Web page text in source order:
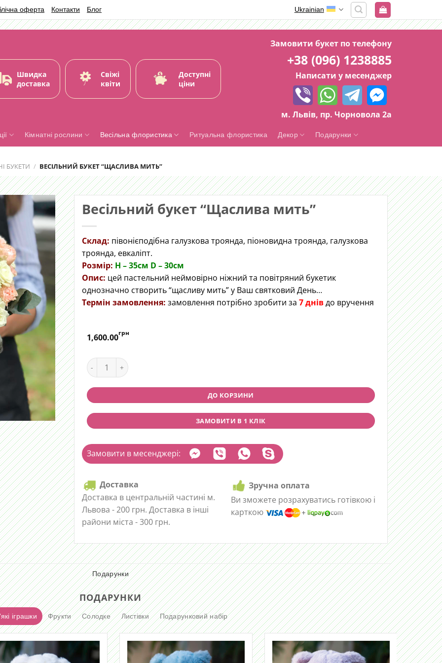
оферта Контакти Блог Ukrainian
Швидка
доставка
Свіжі
квіти
Доступні
ціни
Замовити букет по телефону
+38 (096) 1238885
Написати у месенджер
м. Львів, пр. Чорновола 2а
Кімнатні рослини Весільна флористика Ритуальна флористика Декор Подарунки
БУКЕТИ / ВЕСІЛЬНИЙ БУКЕТ “ЩАСЛИВА МИТЬ”
Весільний букет “Щаслива мить”
Склад: півонієподібна галузкова троянда, піоновидна троянда, галузкова
троянда, евкаліпт.
Розмір: H – 35cм D – 30см
Опис: цей пастельний неймовірно ніжний та повітряний букетик
однозначно створить “щасливу мить” у Ваш святковий День…
Термін замовлення: замовлення потрібно зробити за 7 днівдо вручення
1,600.00грн
Весільний букет "Щаслива мить" quantity
ДО КОРЗИНИ
ЗАМОВИТИ В 1 КЛІК
Замовити в месенджері:
Доставка
Доставка в центральній частині м.
Львова - 200 грн. Доставка в інші
райони міста - 300 грн.
Зручна оплата
Ви зможете розрахуватись готівкою і
карткою
Подарунки
ПОДАРУНКИ
іграшки Фрукти Солодке Листівки Подарунковий набір